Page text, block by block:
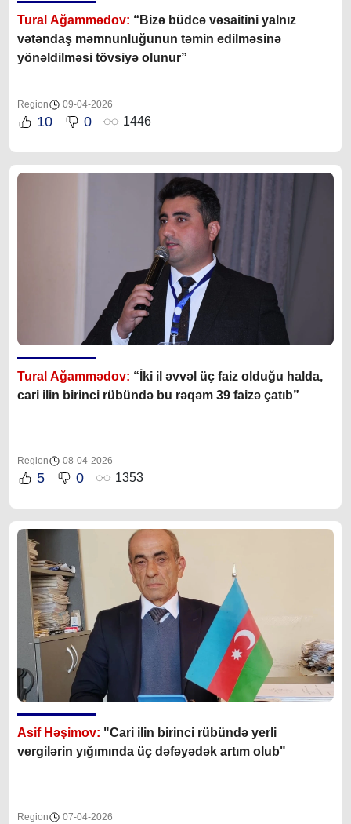
Tural Ağammədov: “Bizə büdcə vəsaitini yalnız
vətəndaş məmnunluğunun təmin edilməsinə
yönəldilməsi tövsiyə olunur”
Region 09-04-2026
10 0 1446
Tural Ağammədov: “İki il əvvəl üç faiz olduğu halda,
cari ilin birinci rübündə bu rəqəm 39 faizə çatıb”
Region 08-04-2026
5 0 1353
Asif Həşimov: "Cari ilin birinci rübündə yerli
vergilərin yığımında üç dəfəyədək artım olub"
Region 07-04-2026